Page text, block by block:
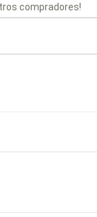
compradores!